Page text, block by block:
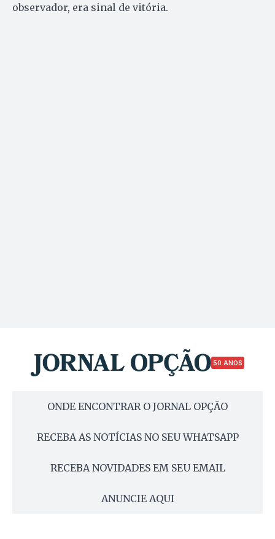
observador, era sinal de vitória.
50 ANOS
ONDE ENCONTRAR O JORNAL OPÇÃO
RECEBA AS NOTÍCIAS NO SEU WHATSAPP
RECEBA NOVIDADES EM SEU EMAIL
ANUNCIE AQUI